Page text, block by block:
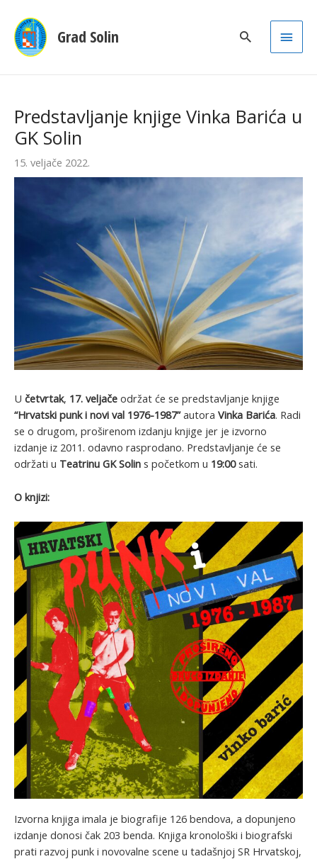
Grad Solin
Main
Predstavljanje knjige Vinka Barića u
GK Solin
15. veljače 2022.
U četvrtak, 17. veljače održat će se predstavljanje knjige
“Hrvatski punk i novi val 1976-1987”autora Vinka Barića. Radi
se o drugom, proširenom izdanju knjige jer je izvorno
izdanje iz 2011. odavno rasprodano. Predstavljanje će se
održati u Teatrinu GK Solin s početkom u 19:00sati.
O knjizi:
Izvorna knjiga imala je biografije 126 bendova, a dopunjeno
izdanje donosi čak 203 benda. Knjiga kronološki i biografski
prati razvoj punk i novovalne scene u tadašnjoj SR Hrvatskoj,